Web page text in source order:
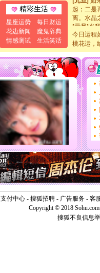
精彩生活
星座运势
每日财运
花边新闻
魔鬼辞典
情感测试
生活笑话
起；二是
离。水晶
[元旦]当
泣，这
卖了。水
[春节]风
颜！冬去
道一声平
[春节]传
片叶子
送你一
[圣诞节]
你太多
要平安
[圣诞节]
能正大
天都要快
[圣诞节]
如意,快
[元旦]看
断电。爱
你是我专
[元旦]
如
起；二是
离。水晶
[元旦]当
今日运程
桃花运，
支付中心- 搜狐招聘- 广告服务- 客
Copyright © 2018
搜狐不良信息